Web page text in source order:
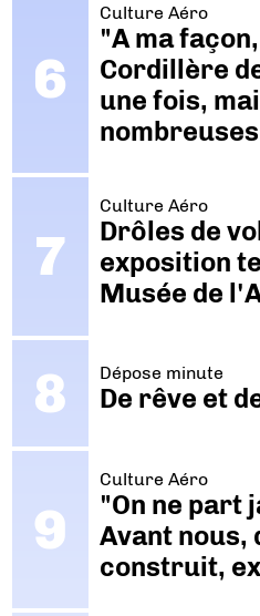
Culture Aéro
"A ma
Cordillère
une fois,
Culture Aéro
Drôles de
exposition
Musée de
Dépose minute
De rêve et
Culture Aéro
"On ne part
Avant nous,
construit,